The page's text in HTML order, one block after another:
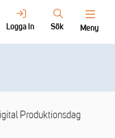
Logga in Sök Meny
Produktionsdag